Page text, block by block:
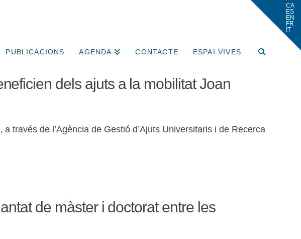
PUBLICACIONS AGENDA CONTACTE ESPAI VIVES
dels ajuts a la mobilitat Joan
través de l’Agència de Gestió d’Ajuts Universitaris i de Recerca
de màster i doctorat entre les